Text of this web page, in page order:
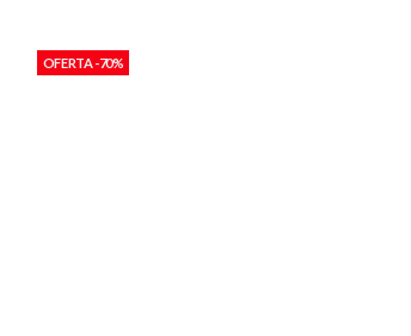
OFERTA -70%